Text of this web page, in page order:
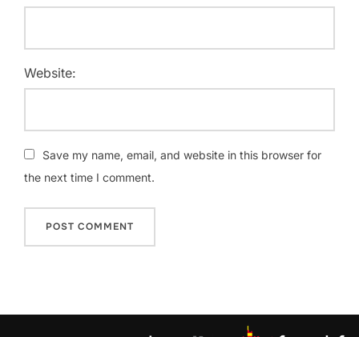
Website:
Save my name, email, and website in this browser for
the next time I comment.